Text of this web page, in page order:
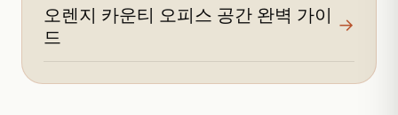
오렌지 카운티 오피스 공간 완벽 가이
드
→